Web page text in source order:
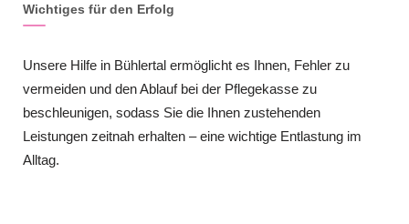
Wichtiges für den Erfolg
Unsere Hilfe in Bühlertal ermöglicht es Ihnen, Fehler zu
vermeiden und den Ablauf bei der Pflegekasse zu
beschleunigen, sodass Sie die Ihnen zustehenden
Leistungen zeitnah erhalten – eine wichtige Entlastung im
Alltag.